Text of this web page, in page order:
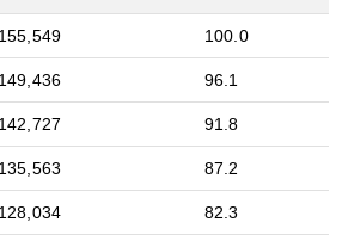
155,549 100.0
149,436 96.1
142,727 91.8
135,563 87.2
128,034 82.3